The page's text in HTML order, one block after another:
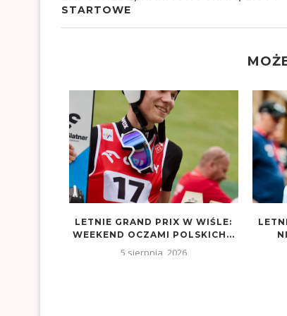
STARTOWE
LETNIE GRAND PRIX W WIŚLE:
WEEKEND OCZAMI POLSKICH...
5 sierpnia, 2026